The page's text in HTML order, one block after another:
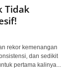
Tidak
rekor kemenangan
dan sedikit
pertama kalinya...